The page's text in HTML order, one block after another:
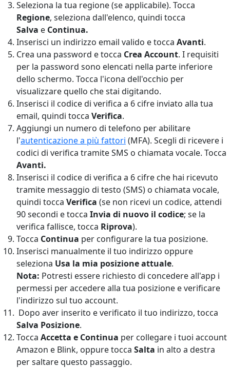
Seleziona la tua regione (se applicabile). Tocca
Regione, seleziona dall'elenco, quindi tocca
Salva e Continua.
Inserisci un indirizzo email valido e tocca Avanti.
Crea una password e tocca Crea Account. I requisiti
per la password sono elencati nella parte inferiore
dello schermo. Tocca l'icona dell'occhio per
visualizzare quello che stai digitando.
Inserisci il codice di verifica a 6 cifre inviato alla tua
email, quindi tocca Verifica.
Aggiungi un numero di telefono per abilitare
l'autenticazione a più fattori (MFA). Scegli di ricevere i
codici di verifica tramite SMS o chiamata vocale. Tocca
Avanti.
Inserisci il codice di verifica a 6 cifre che hai ricevuto
tramite messaggio di testo (SMS) o chiamata vocale,
quindi tocca Verifica (se non ricevi un codice, attendi
90 secondi e tocca Invia di nuovo il codice; se la
verifica fallisce, tocca Riprova).
Tocca Continua per configurare la tua posizione.
Inserisci manualmente il tuo indirizzo oppure
seleziona Usa la mia posizione attuale.
Nota: Potresti essere richiesto di concedere all'app i
permessi per accedere alla tua posizione e verificare
l'indirizzo sul tuo account.
Dopo aver inserito e verificato il tuo indirizzo, tocca
Salva Posizione.
Tocca Accetta e Continua per collegare i tuoi account
Amazon e Blink, oppure tocca Salta in alto a destra
per saltare questo passaggio.